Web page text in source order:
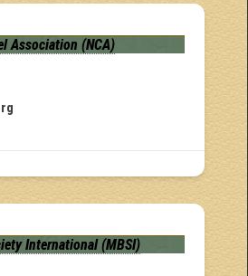
Association (NCA)
International (MBSI)